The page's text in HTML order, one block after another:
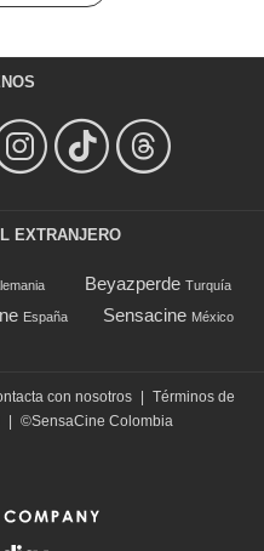
EXTRANJERO
Beyazperde Turquía
España Sensacine México
con nosotros
Términos de
©SensaCine Colombia